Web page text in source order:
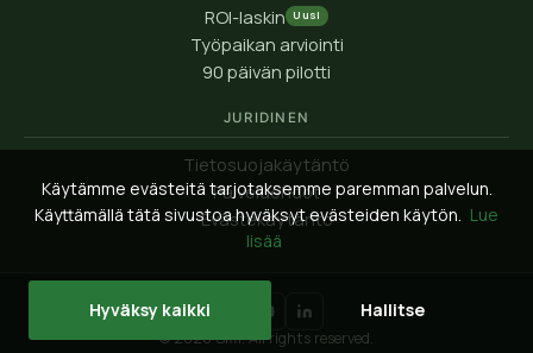
ROI-laskin Uusi
Työpaikan arviointi
90 päivän pilotti
JURIDINEN
Tietosuojakäytäntö
Palveluehdot
Evästekäytäntö
© 2026 Siffi. All rights reserved.
Käytämme evästeitä tarjotaksemme paremman palvelun.
Käyttämällä tätä sivustoa hyväksyt evästeiden käytön. Lue
lisää
Hyväksy kaikki Hallitse